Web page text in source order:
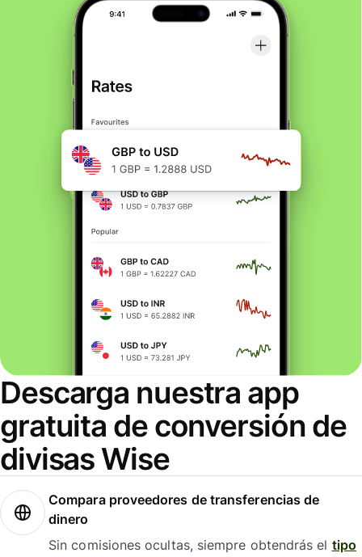
Descarga nuestra app
gratuita de conversión de
divisas Wise
Compara proveedores de transferencias de
dinero
Sin comisiones ocultas, siempre obtendrás el tipo